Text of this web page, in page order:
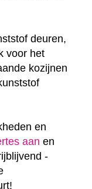
deuren,
voor het
kozijnen
en
aan en
-